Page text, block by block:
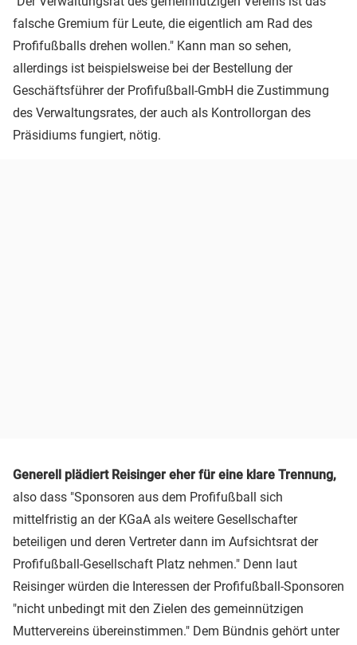
falsche Gremium für Leute, die eigentlich am Rad des
Profifußballs drehen wollen." Kann man so sehen,
allerdings ist beispielsweise bei der Bestellung der
Geschäftsführer der Profifußball-GmbH die Zustimmung
des Verwaltungsrates, der auch als Kontrollorgan des
Präsidiums fungiert, nötig.
Generell plädiert Reisinger eher für eine klare Trennung,
also dass "Sponsoren aus dem Profifußball sich
mittelfristig an der KGaA als weitere Gesellschafter
beteiligen und deren Vertreter dann im Aufsichtsrat der
Profifußball-Gesellschaft Platz nehmen." Denn laut
Reisinger würden die Interessen der Profifußball-Sponsoren
"nicht unbedingt mit den Zielen des gemeinnützigen
Muttervereins übereinstimmen." Dem Bündnis gehört unter